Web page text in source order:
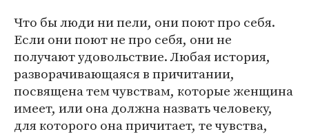
Что бы люди ни пели, они поют про себя.
Если они поют не про себя, они не
получают удовольствие. Любая история,
разворачивающаяся в причитании,
посвящена тем чувствам, которые женщина
имеет, или она должна назвать человеку,
для которого она причитает, те чувства,